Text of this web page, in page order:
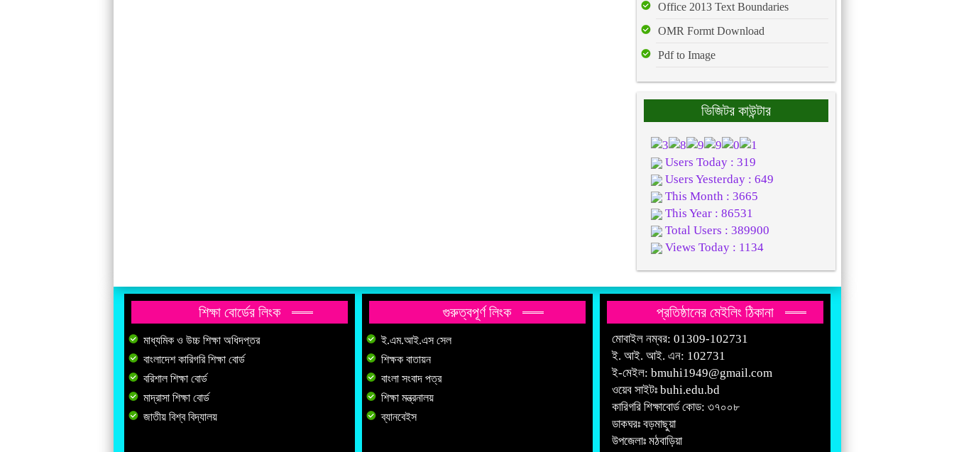
Office 2013 Text Boundaries
OMR Formt Download
Pdf to Image
ভিজিটর কাউন্টার
Users Today : 319
Users Yesterday : 649
This Month : 3665
This Year : 86531
Total Users : 389900
Views Today : 1134
শিক্ষা বোর্ডের লিংক
মাধ্যমিক ও উচ্চ শিক্ষা অধিদপ্তর
বাংলাদেশ কারিগরি শিক্ষা বোর্ড
বরিশাল শিক্ষা বোর্ড
মাদ্রাসা শিক্ষা বোর্ড
জাতীয় বিশ্ব বিদ্যালয়
গুরুত্বপূর্ণ লিংক
ই.এম.আই.এস সেল
শিক্ষক বাতায়ন
বাংলা সংবাদ পত্র
শিক্ষা মন্ত্রনালয়
ব্যানবেইস
প্রতিষ্ঠানের মেইলিং ঠিকানা
মোবাইল নম্বর: 01309-102731
ই. আই. আই. এন: 102731
ই-মেইল: bmuhi1949@gmail.com
ওয়েব সাইটঃ buhi.edu.bd
কারিগরি শিক্ষাবোর্ড কোড: ৩৭০০৮
ডাকঘরঃ বড়মাছুয়া
উপজেলাঃ মঠবাড়িয়া